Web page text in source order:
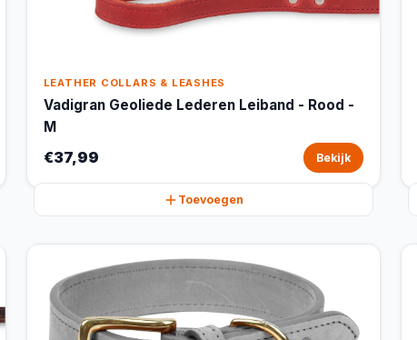
LEATHER COLLARS & LEASHES
Vadigran Geoliede Lederen Leiband - Rood -
M
€37,99 Bekijk
Toevoegen